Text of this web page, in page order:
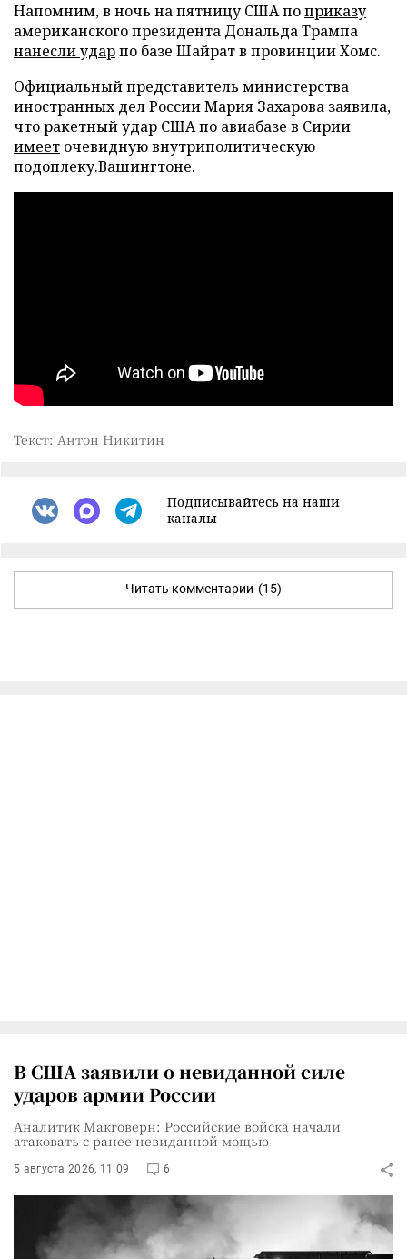
Напомним, в ночь на пятницу США поприказу
американского президента Дональда Трампа
нанесли ударпо базе Шайрат в провинции Хомс.
Официальный представитель министерства
иностранных дел России Мария Захарова заявила,
что ракетный удар США по авиабазе в Сирии
имеет очевидную внутриполитическую
подоплеку.Вашингтоне.
Текст: Антон Никитин
Подписывайтесь на наши
каналы
Читать комментарии (15)
В США заявили о невиданной силе
ударов армии России
Аналитик Макговерн: Российские войска начали
атаковать с ранее невиданной мощью
5 августа 2026, 11:09 6